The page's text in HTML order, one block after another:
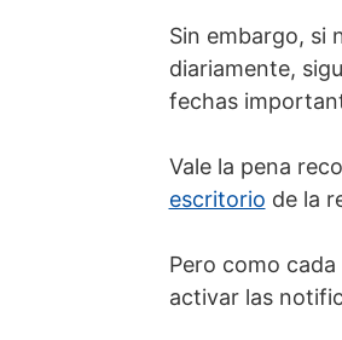
Sin embargo, si
diariamente,
fechas
Vale la pena
escritorio de la
Pero como
activar las